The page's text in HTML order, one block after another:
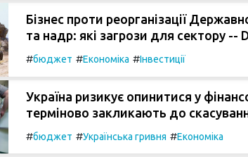
Бізнес проти реорганізації
та надр: які загрози для сектору --
#бюджет #Економіка #Інвестиції
Україна ризикує опинитися у
терміново закликають до
#бюджет #Українська гривня #Економіка